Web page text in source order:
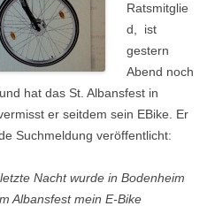
Ratsmitglie
d, ist
gestern
Abend noch
hat das St. Albansfest in
er seitdem sein EBike. Er
Suchmeldung veröffentlicht:
Nacht wurde in Bodenheim
Albansfest mein E-Bike